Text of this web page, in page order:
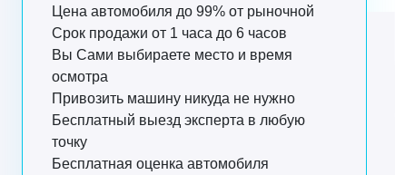
Цена автомобиля до 99% от рыночной
Срок продажи от 1 часа до 6 часов
Вы Сами выбираете место и время
осмотра
Привозить машину никуда не нужно
Бесплатный выезд эксперта в любую
точку
Бесплатная оценка автомобиля